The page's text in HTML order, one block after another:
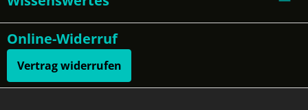
Online-Widerruf
Vertrag widerrufen